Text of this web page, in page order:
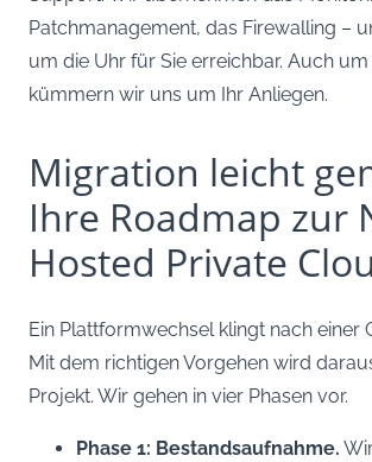
Patchmanagement, das Firewalling –
um die Uhr für Sie erreichbar. Auch
kümmern wir uns um Ihr Anliegen.
Migration leicht
Ihre Roadmap zur
Hosted Private
Ein Plattformwechsel klingt nach einer
Mit dem richtigen Vorgehen wird
Projekt. Wir gehen in vier Phasen vor.
Phase 1: Bestandsaufnahme.